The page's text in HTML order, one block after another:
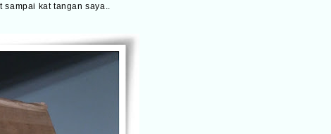
sampai kat tangan saya..